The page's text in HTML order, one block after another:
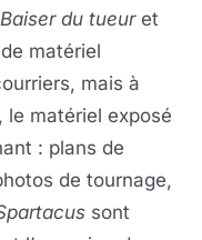
du tueuret
matériel
mais à
, le matériel exposé
: plans de
de tournage,
sont